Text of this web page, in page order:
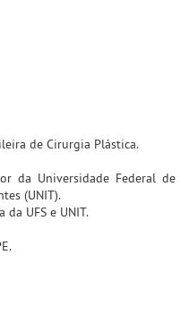
de Cirurgia Plástica.
da Universidade Federal de
(UNIT).
da UFS e UNIT.